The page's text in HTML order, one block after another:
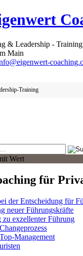
& Leadership - Training
Main
Training
für
der Entscheidung für
neuer Führungskräfte
exzellenter Führung
Management